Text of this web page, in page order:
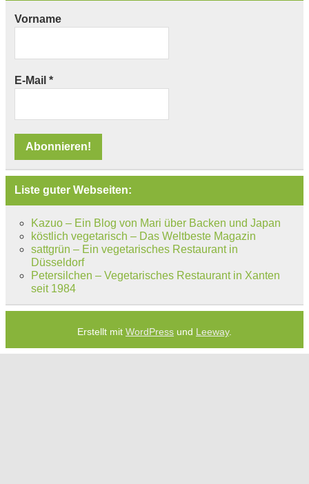
Vorname
E-Mail *
Liste guter Webseiten:
Kazuo – Ein Blog von Mari über Backen und Japan
köstlich vegetarisch – Das Weltbeste Magazin
sattgrün – Ein vegetarisches Restaurant in
Düsseldorf
Petersilchen – Vegetarisches Restaurant in Xanten
seit 1984
Erstellt mit WordPress und Leeway.